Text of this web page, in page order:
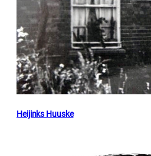
Heijinks Huuske